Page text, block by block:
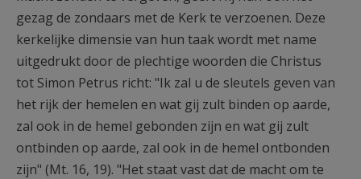
gezag de zondaars met de Kerk te verzoenen. Deze
kerkelijke dimensie van hun taak wordt met name
uitgedrukt door de plechtige woorden die Christus
tot Simon Petrus richt: "Ik zal u de sleutels geven van
het rijk der hemelen en wat gij zult binden op aarde,
zal ook in de hemel gebonden zijn en wat gij zult
ontbinden op aarde, zal ook in de hemel ontbonden
zijn" (Mt. 16, 19). "Het staat vast dat de macht om te